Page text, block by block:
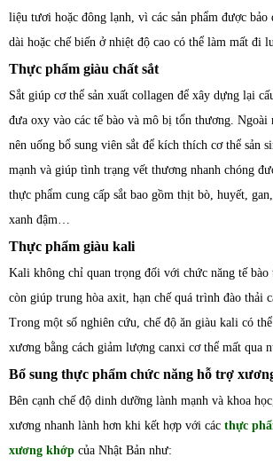
liệu tươi hoặc đông lạnh, vì các sản phẩm được bảo
dài hoặc chế biến ở nhiệt độ cao có thể làm mất đi
Thực phẩm giàu chất sắt
Sắt giúp cơ thể sản xuất collagen để xây dựng lại
đưa oxy vào các tế bào và mô bị tổn thương.
nên uống bổ sung viên sắt để kích thích cơ thể sản
mạnh và giúp tình trạng vết thương nhanh chóng
thực phẩm cung cấp sắt bao gồm thịt bò, huyết,
xanh đậm…
Thực phẩm giàu kali
Kali không chỉ quan trọng đối với chức năng tế bào
còn giúp trung hòa axit, hạn chế quá trình đào thải
Trong một số nghiên cứu, chế độ ăn giàu kali có
xương bằng cách giảm lượng canxi cơ thể mất qua
Bổ sung thực phẩm chức năng hỗ trợ
Bên cạnh chế độ dinh dưỡng lành mạnh và khoa
xương nhanh lành hơn khi kết hợp với các thực
xương khớp của Nhật Bản như: